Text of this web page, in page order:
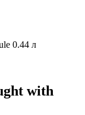
0.44 л
with